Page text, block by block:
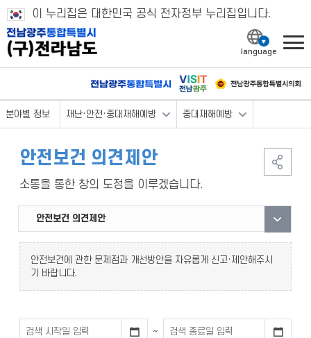
이 누리집은 대한민국 공식 전자정부 누리집입니다.
분야별 정보 재난·안전·중대재해예방 중대재해예방
안전보건 의견제안
소통을 통한 창의 도정을 이루겠습니다.
안전보건 자료실
안전보건 의견제안
안전보건에 관한 문제점과 개선방안을 자유롭게 신고·제안해주시
기 바랍니다.
~